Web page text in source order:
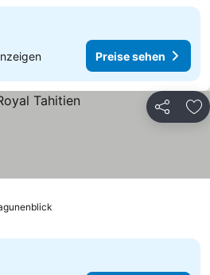
Preise sehen
Teilen